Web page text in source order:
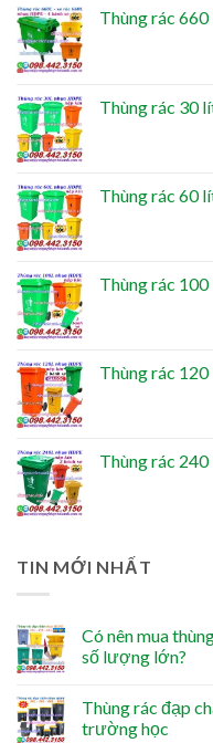
Thùng rác
Thùng rác 30
Thùng rác 60
Thùng rác
Thùng rác
Thùng rác
TIN MỚI NHẤT
Có nên mua
số lượng lớn?
Thùng rác đạp
trường học